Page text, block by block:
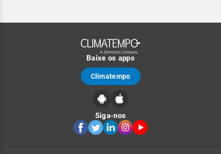
Baixe os apps
Climatempo
Siga-nos